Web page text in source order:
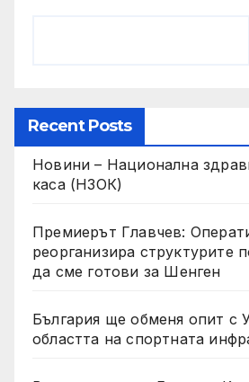
Recent Posts
Новини – Национална
каса (НЗОК)
Премиерът Главчев:
реорганизира структурите
да сме готови за Шенген
България ще обменя опит с
областта на спортната